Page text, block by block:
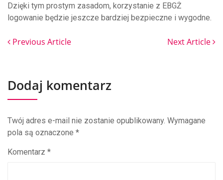
Dzięki tym prostym zasadom, korzystanie z EBGŻ
logowanie będzie jeszcze bardziej bezpieczne i wygodne.
Previous Article Next Article
Dodaj komentarz
Twój adres e-mail nie zostanie opublikowany. Wymagane
pola są oznaczone *
Komentarz *